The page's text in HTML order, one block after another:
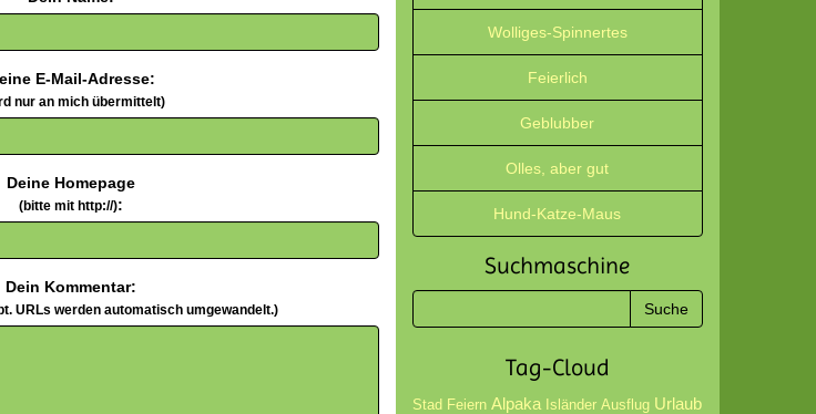
E-Mail-Adresse:
nur an mich übermittelt)
Deine Homepage
(bitte mit http://):
Dein Kommentar:
URLs werden automatisch umgewandelt.)
Wolliges-Spinnertes
Feierlich
Geblubber
Olles, aber gut
Hund-Katze-Maus
Suchmaschine
Tag-Cloud
Stad Feiern Alpaka Isländer Ausflug Urlaub